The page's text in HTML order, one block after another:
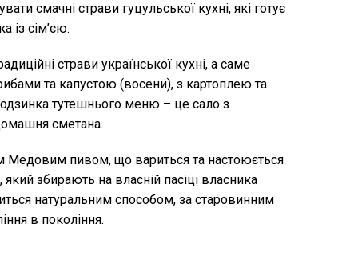
смачні страви гуцульської кухні, які готує
із сім’єю.
страви української кухні, а саме
та капустою (восени), з картоплею та
тутешнього меню – це сало з
сметана.
Медовим пивом, що вариться та настоюється
збирають на власній пасіці власника
натуральним способом, за старовинним
в покоління.